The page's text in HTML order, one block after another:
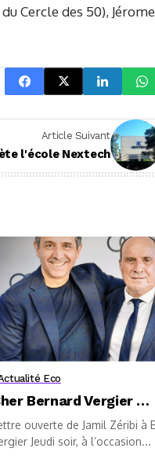
Cercle des 50), Jérome
Article Suivant
l'école Nextech
Eco
Bernard Vergier …
ouverte de Jamil Zéribi à
Jeudi soir, à l’occasion...